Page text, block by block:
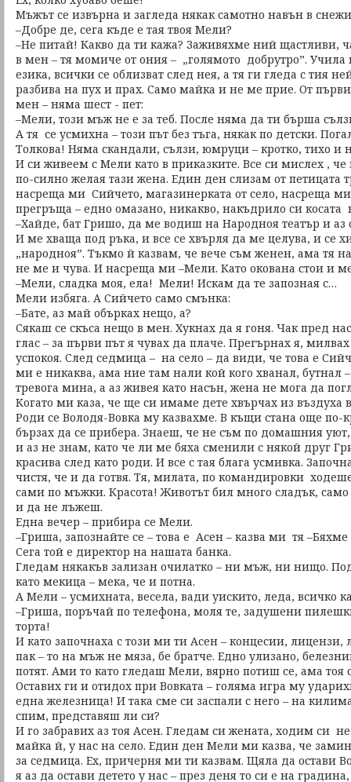
Мъжът се извърна и загледа някак самотно навън в
–Добре де, сега къде е тая твоя Мели?
–Не питай! Какво да ти кажа? Заживяхме ний щастливи,
в мен – тя момиче от ония – „голямото добрутро”. Учила
езика, всички се облизват след нея, а тя ги гледа с тия
разбива на пух и прах. Само майка и не ме прие. От
мен – няма шест - пет:
–Мели, този мъж не е за теб. После няма да ти бърша
А тя се усмихна – този път без тъга, някак по детски.
Толкова! Няма скандали, сълзи, юмруци – кротко, тихо и
И си живеем с Мели като в приказките. Все си мислех ,
по-силно желая тази жена. Един ден слизам от петицата
насреща ми Сийчето, магазинерката от село, насреща
прегръща – едно омазано, никакво, накъдрило си косата
–Хайде, бат Гришо, да ме водиш на Народноя театър и аз
И ме хваща под ръка, и все се хвърля да ме целува, и се
„народноя”. Тъкмо й казвам, че вече съм женен, ама тя
не ме и чува. И насреща ми –Мели. Като окована стои и
–Мели, сладка моя, ела! Мели! Искам да те запозная с…
Мели избяга. А Сийчето само смънка:
–Бате, аз май обърках нещо, а?
Сякаш се скъса нещо в мен. Хукнах да я гоня. Чак пред
глас – за първи път я чувах да плаче. Прегърнах я,
успокоя. След седмица – на село – да види, че това е
ми е никаква, ама ние там нали кой кого хванал, бутнал
тревога мина, а аз живея като насън, жена не мога да
Когато ми каза, че ще си имаме дете хвърчах из въздуха
Роди се Володя-Вовка му казвахме. В къщи стана още по-
бързах да се прибера. Знаеш, че не съм по домашния
и аз не знам, като че ли ме бяха сменили с някой друг
красива след като роди. И все с тая блага усмивка.
чистя, че и да готвя. Тя, милата, по командировки ходеше
сами по мъжки. Красота! Животът бил много сладък,
и да не лъжеш.
Една вечер – прибира се Мели.
–Гриша, запознайте се – това е Асен – казва ми тя
Сега той е директор на нашата банка.
Гледам някакъв зализан очилатко – ни мъж, ни нищо.
като мекица – мека, че и потна.
А Мели – усмихната, весела, вади уискито, леда, всичко
–Гриша, поръчай по телефона, моля те, задушени
торта!
И като започнаха с този ми ти Асен – концесии,
пак – то на мъж не мяза, бе братче. Едно улизано,
потят. Ами то като гледаш Мели, вярно потиш се, ама тоя
Оставих ги и отидох при Вовката – голяма игра му
една железница! И така сме си заспали с него – на
спим, представяш ли си?
И го забравих аз тоя Асен. Гледам си жената, ходим си
майка й, у нас на село. Един ден Мели ми казва, че
за седмица. Ех, причерня ми ти казвам. Щяла да остави
я аз да остави детето у нас – през деня то си е на